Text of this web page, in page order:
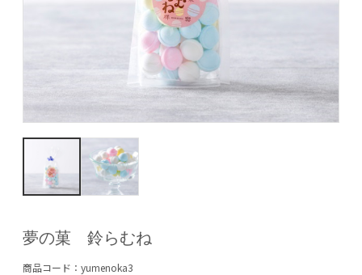
夢の菓 鈴らむね
商品コード：yumenoka3